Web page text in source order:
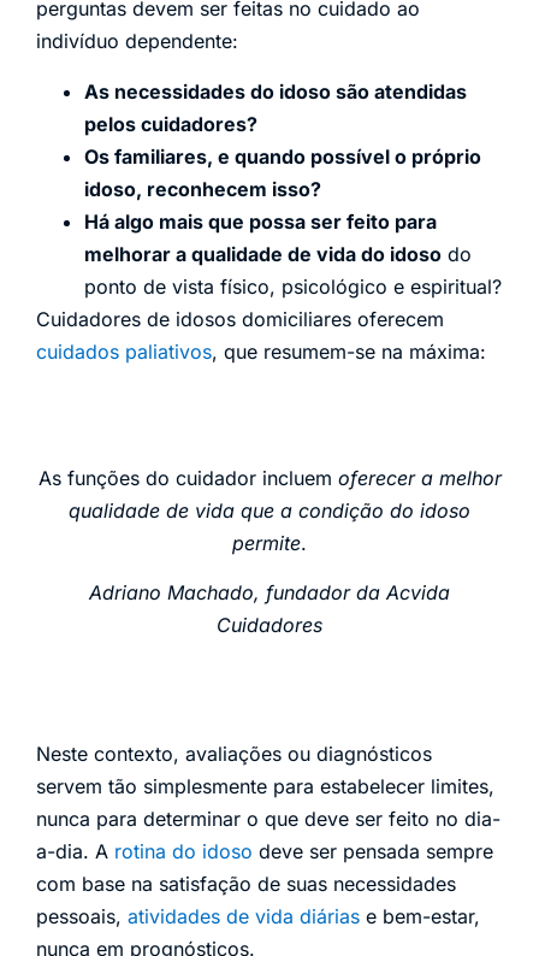
perguntas devem ser feitas no cuidado ao
indivíduo dependente:
As necessidades do idoso são atendidas
pelos cuidadores?
Os familiares, e quando possível o próprio
idoso, reconhecem isso?
Há algo mais que possa ser feito para
melhorar a qualidade de vida do idoso do
ponto de vista físico, psicológico e espiritual?
Cuidadores de idosos domiciliares oferecem
cuidados paliativos, que resumem-se na máxima:
As funções do cuidador incluem oferecer a melhor
qualidade de vida que a condição do idoso
permite.
Adriano Machado, fundador da Acvida
Cuidadores
Neste contexto, avaliações ou diagnósticos
servem tão simplesmente para estabelecer limites,
nunca para determinar o que deve ser feito no dia-
a-dia. A rotina do idoso deve ser pensada sempre
com base na satisfação de suas necessidades
pessoais, atividades de vida diárias e bem-estar,
nunca em prognósticos.